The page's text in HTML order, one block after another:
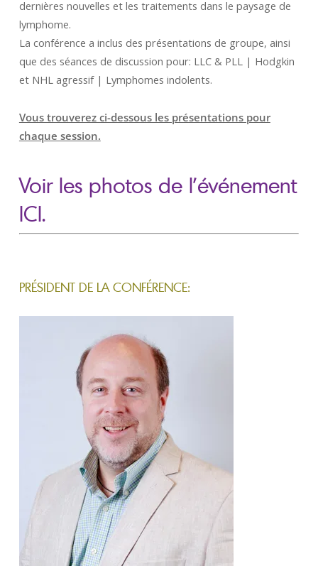
dernières nouvelles et les traitements dans le paysage de
lymphome.
La conférence a inclus des présentations de groupe, ainsi
que des séances de discussion pour: LLC & PLL | Hodgkin
et NHL agressif | Lymphomes indolents.
Vous trouverez ci-dessous les présentations pour
chaque session.
Voir les photos de l’événement
ICI.
PRÉSIDENT DE LA CONFÉRENCE: